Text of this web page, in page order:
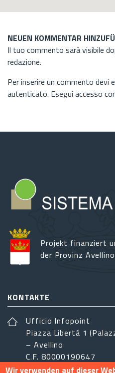
NEUEN KOMMENTAR
Il tuo commento sarà visibile
redazione.
Per inserire un commento devi
autenticato. Esegui accesso
Projekt finanziert
der Provinz Avellino
KONTAKTE
Ufficio Infopoint
Piazza Libertá 1
– Avellino
C.F. 80000190647
Wir verwenden auf dieser